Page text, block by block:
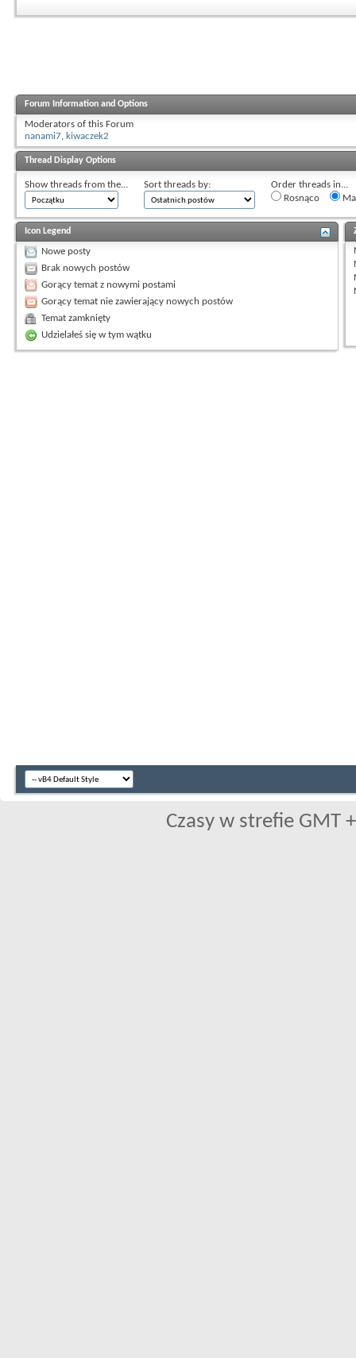
Forum Information and Options
Moderators of this Forum
nanami7, kiwaczek2
Thread Display Options
Show threads from the... Sort threads by:
Order threads in...
Rosnąco
Icon Legend
Nowe posty
Brak nowych postów
Gorący temat z nowymi postami
Gorący temat nie zawierający nowych postów
Temat zamknięty
Udzielałeś się w tym wątku
Czasy w strefie GMT